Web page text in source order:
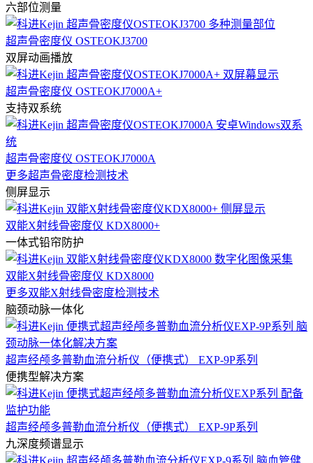
六部位测量
超声骨密度仪 OSTEOKJ3700
双屏动画播放
超声骨密度仪 OSTEOKJ7000A+
支持双系统
超声骨密度仪 OSTEOKJ7000A
更多超声骨密度检测技术
侧屏显示
双能X射线骨密度仪 KDX8000+
一体式铅帘防护
双能X射线骨密度仪 KDX8000
更多双能X射线骨密度检测技术
脑颈动脉一体化
超声经颅多普勒血流分析仪（便携式） EXP-9P系列
便携型解决方案
超声经颅多普勒血流分析仪（便携式） EXP-9P系列
九深度频谱显示